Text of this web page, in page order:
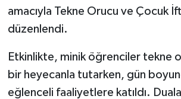
amacıyla Tekne Orucu ve Çocuk
düzenlendi.
Etkinlikte, minik öğrenciler tekne
bir heyecanla tutarken, gün
eğlenceli faaliyetlere katıldı.
Bilecik Müftülüğü
Bitlis Müftülüğü
Kültür-Sanat
Sağlık